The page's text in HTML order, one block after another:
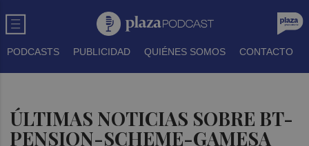
PODCASTS PUBLICIDAD QUIÉNES SOMOS CONTACTO
ÚLTIMAS NOTICIAS SOBRE BT-
PENSION-SCHEME-GAMESA